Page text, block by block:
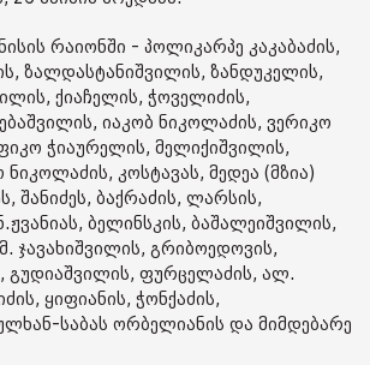
რაიონში - პოლიკარპე კაკაბაძის,
ზალდასტანიშვილის, ზანდუკელის,
ქიაჩელის, ჭოველიძის,
იაკობ ნიკოლაძის, ვერიკო
ჭიაურელის, მელიქიშვილის,
ნიკოლაძის, კოსტავას, მედეა (მზია)
შანიძეს, ბაქრაძის, ლარსის,
ბელინსკის, ბაშალეიშვილის,
ჯავახიშვილის, გრიბოედოვის,
გუდიაშვილის, ფურცელაძის, ალ.
ყიფიანის, ჭონქაძის,
საბას ორბელიანის და მიმდებარე